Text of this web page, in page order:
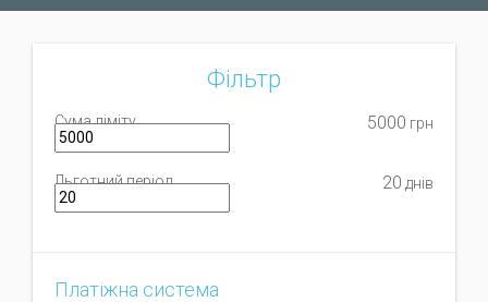
Фільтр
Сума ліміту 5000 грн
Льготний період 20 днів
Платіжна система